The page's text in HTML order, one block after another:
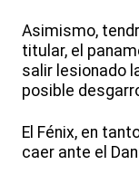
Asimismo,
titular, el
salir lesionado
posible
El Fénix, en
caer ante el